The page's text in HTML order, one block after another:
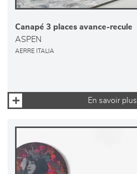
Canapé 3 places avance-recule
ASPEN
AERRE ITALIA
En savoir plus